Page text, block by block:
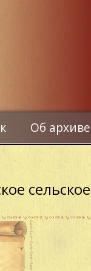
Об архиве